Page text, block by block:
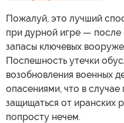
Пожалуй, это лучший
при дурной игре — после
запасы ключевых
Поспешность утечки
возобновления военных
опасениями, что в
защищаться от иранских
попросту нечем.